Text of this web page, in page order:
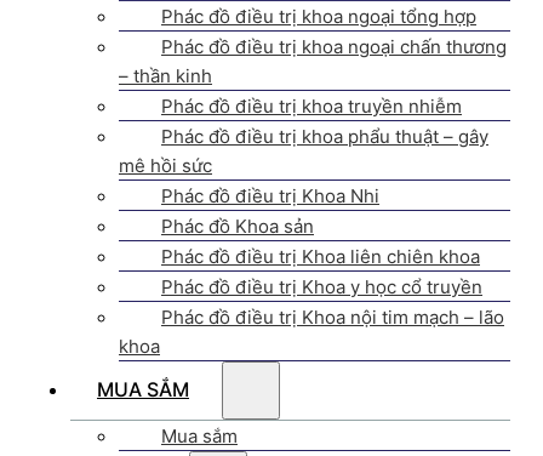
Phác đồ điều trị khoa ngoại tổng hợp
Phác đồ điều trị khoa ngoại chấn thương
– thần kinh
Phác đồ điều trị khoa truyền nhiễm
Phác đồ điều trị khoa phẩu thuật – gây
mê hồi sức
Phác đồ điều trị Khoa Nhi
Phác đồ Khoa sản
Phác đồ điều trị Khoa liên chiên khoa
Phác đồ điều trị Khoa y học cổ truyền
Phác đồ điều trị Khoa nội tim mạch – lão
khoa
MUA SẮM
Mua sắm